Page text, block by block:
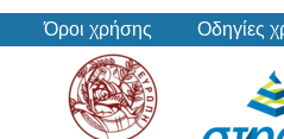
Όροι χρήσης Οδηγίες